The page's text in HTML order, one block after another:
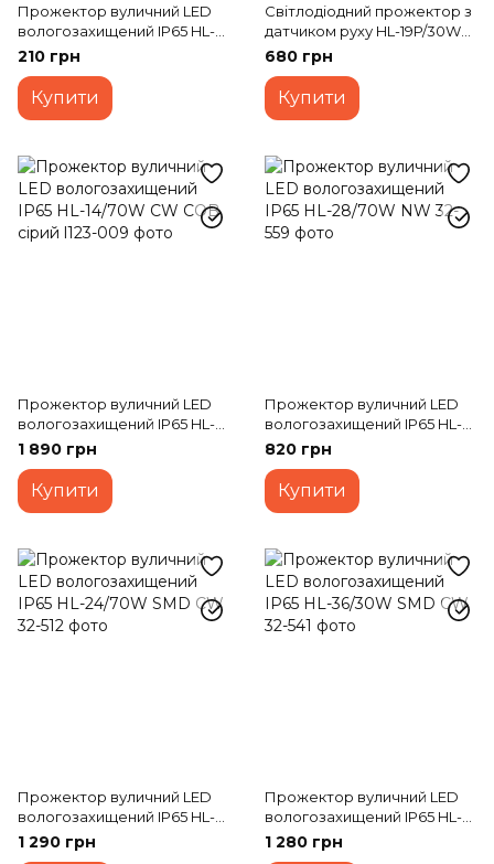
Прожектор вуличний LED
вологозахищений IP65 HL-
28/10W CW
210 грн
Купити
Світлодіодний прожектор з
датчиком руху HL-19P/30W
CW IP65
680 грн
Купити
Прожектор вуличний LED
вологозахищений IP65 HL-
14/70W CW COB сірий
1 890 грн
Купити
Прожектор вуличний LED
вологозахищений IP65 HL-
28/70W NW
820 грн
Купити
Прожектор вуличний LED
вологозахищений IP65 HL-
24/70W SMD CW
1 290 грн
Прожектор вуличний LED
вологозахищений IP65 HL-
36/30W SMD CW
1 280 грн